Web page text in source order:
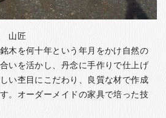
山匠
木を何十年という年月をかけ自然の
いを活かし、丹念に手作りで仕上げ
い杢目にこだわり、良質な材で作成
。オーダーメイドの家具で培った技